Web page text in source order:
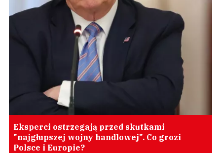
Eksperci ostrzegają przed skutkami
"najgłupszej wojny handlowej". Co grozi
Polsce i Europie?